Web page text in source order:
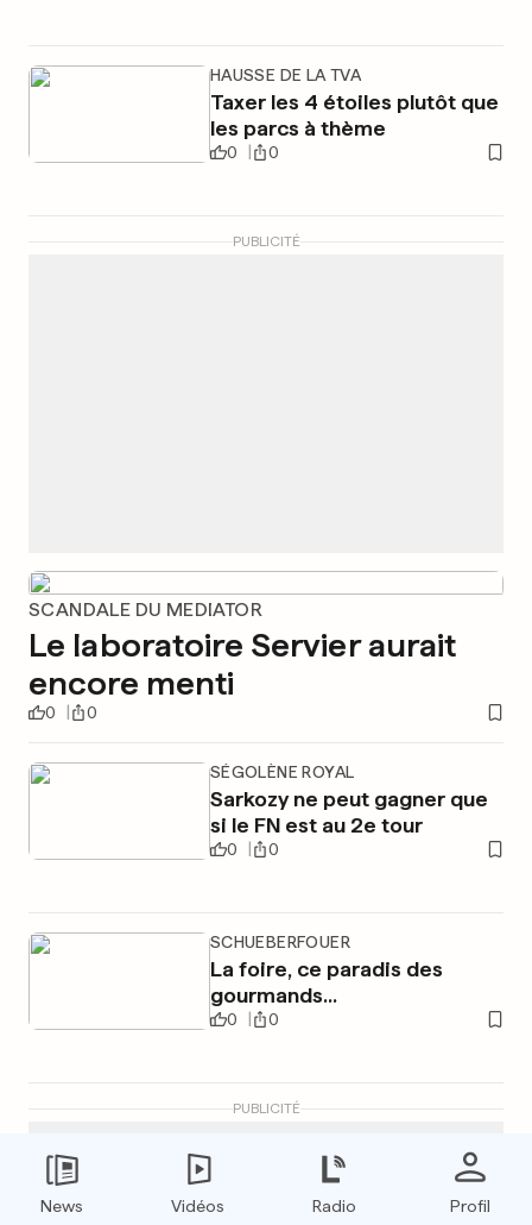
HAUSSE DE LA TVA
Taxer les 4 étoiles plutôt que
les parcs à thème
0 0
PUBLICITÉ
SCANDALE DU MEDIATOR
Le laboratoire Servier aurait
encore menti
0 0
SÉGOLÈNE ROYAL
Sarkozy ne peut gagner que
si le FN est au 2e tour
0 0
SCHUEBERFOUER
La foire, ce paradis des
gourmands...
0 0
PUBLICITÉ
News Vidéos Radio Profil